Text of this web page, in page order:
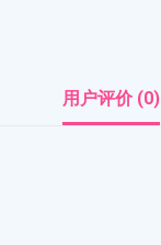
用户评价 (0)